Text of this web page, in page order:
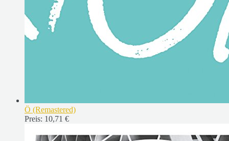
Ö (Remastered)
Preis: 10,71 €